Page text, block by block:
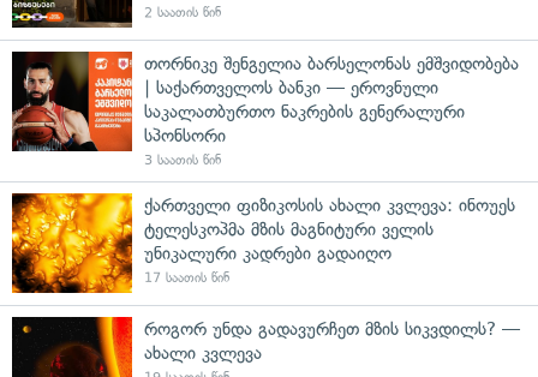
2 საათის წინ
თორნიკე შენგელია ბარსელონას ემშვიდობება
| საქართველოს ბანკი — ეროვნული
საკალათბურთო ნაკრების გენერალური
სპონსორი
3 საათის წინ
ქართველი ფიზიკოსის ახალი კვლევა: ინოუეს
ტელესკოპმა მზის მაგნიტური ველის
უნიკალური კადრები გადაიღო
17 საათის წინ
როგორ უნდა გადავურჩეთ მზის სიკვდილს? —
ახალი კვლევა